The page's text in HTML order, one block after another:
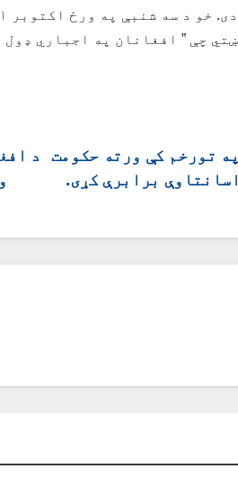
چې ” افغانان په اجباري
د
تورخم کې ورته حکومت
برابرې کړی.